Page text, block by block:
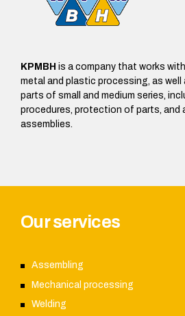
KPMBH is a company that works
metal and plastic processing, as
parts of small and medium series,
procedures, protection of parts, and
assemblies.
Our services
Assembling
Mechanical processing
Welding